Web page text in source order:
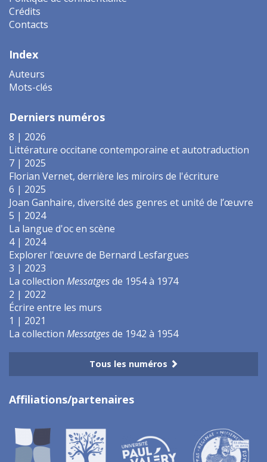
Crédits
Contacts
Index
Auteurs
Mots-clés
Derniers numéros
8 | 2026
Littérature occitane contemporaine et autotraduction
7 | 2025
Florian Vernet, derrière les miroirs de l'écriture
6 | 2025
Joan Ganhaire, diversité des genres et unité de l’œuvre
5 | 2024
La langue d'oc en scène
4 | 2024
Explorer l'œuvre de Bernard Lesfargues
3 | 2023
La collection Messatgesde 1954 à 1974
2 | 2022
Écrire entre les murs
1 | 2021
La collection Messatgesde 1942 à 1954
Tous les numéros
Affiliations/partenaires